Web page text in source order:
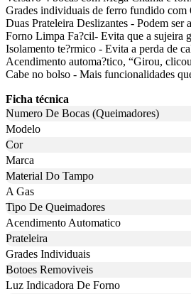
Grades individuais de ferro fundido com
Duas Prateleira Deslizantes - Podem ser
Forno Limpa Fa?cil- Evita que a sujeira
Isolamento te?rmico - Evita a perda de
Acendimento automa?tico, “Girou,
Cabe no bolso - Mais funcionalidades
Ficha técnica
Numero De Bocas (Queimadores)
Modelo
Cor
Marca
Material Do Tampo
A Gas
Tipo De Queimadores
Acendimento Automatico
Prateleira
Grades Individuais
Botoes Removiveis
Luz Indicadora De Forno